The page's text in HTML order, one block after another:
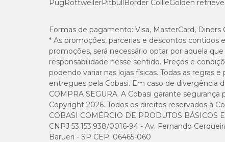
Sódio (mín.)
Potássio (mín.)
Magnésio (mín.)
Ômega 6 (mín.)
Ômega 3 (mín.)
Pug RottweilerPitbull Border CollieGolden
Formas de pagamento: Visa, MasterCard,
* As promoções, parcerias e descontos contidos
promoções, será necessário optar por aquela
responsabilidade nesse sentido. Preços e
podendo variar nas lojas físicas. Todas as regras
entregues pela Cobasi. Em caso de divergência
COMPRA SEGURA. A Cobasi garante
Copyright 2026. Todos os direitos reservados à
COBASI COMÉRCIO DE PRODUTOS BÁSICOS
CNPJ 53.153.938/0016-94 - Av. Fernando
Barueri - SP CEP: 06465-060